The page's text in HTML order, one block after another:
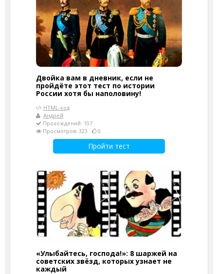
Двойка вам в дневник, если не
пройдёте этот тест по истории
России хотя бы наполовину!
HTML-код
Андрей
Прохождений: 107
Просмотров: 323
0
Пройти тест
«Улыбайтесь, господа!»: 8 шаржей на
советских звёзд, которых узнает не
каждый